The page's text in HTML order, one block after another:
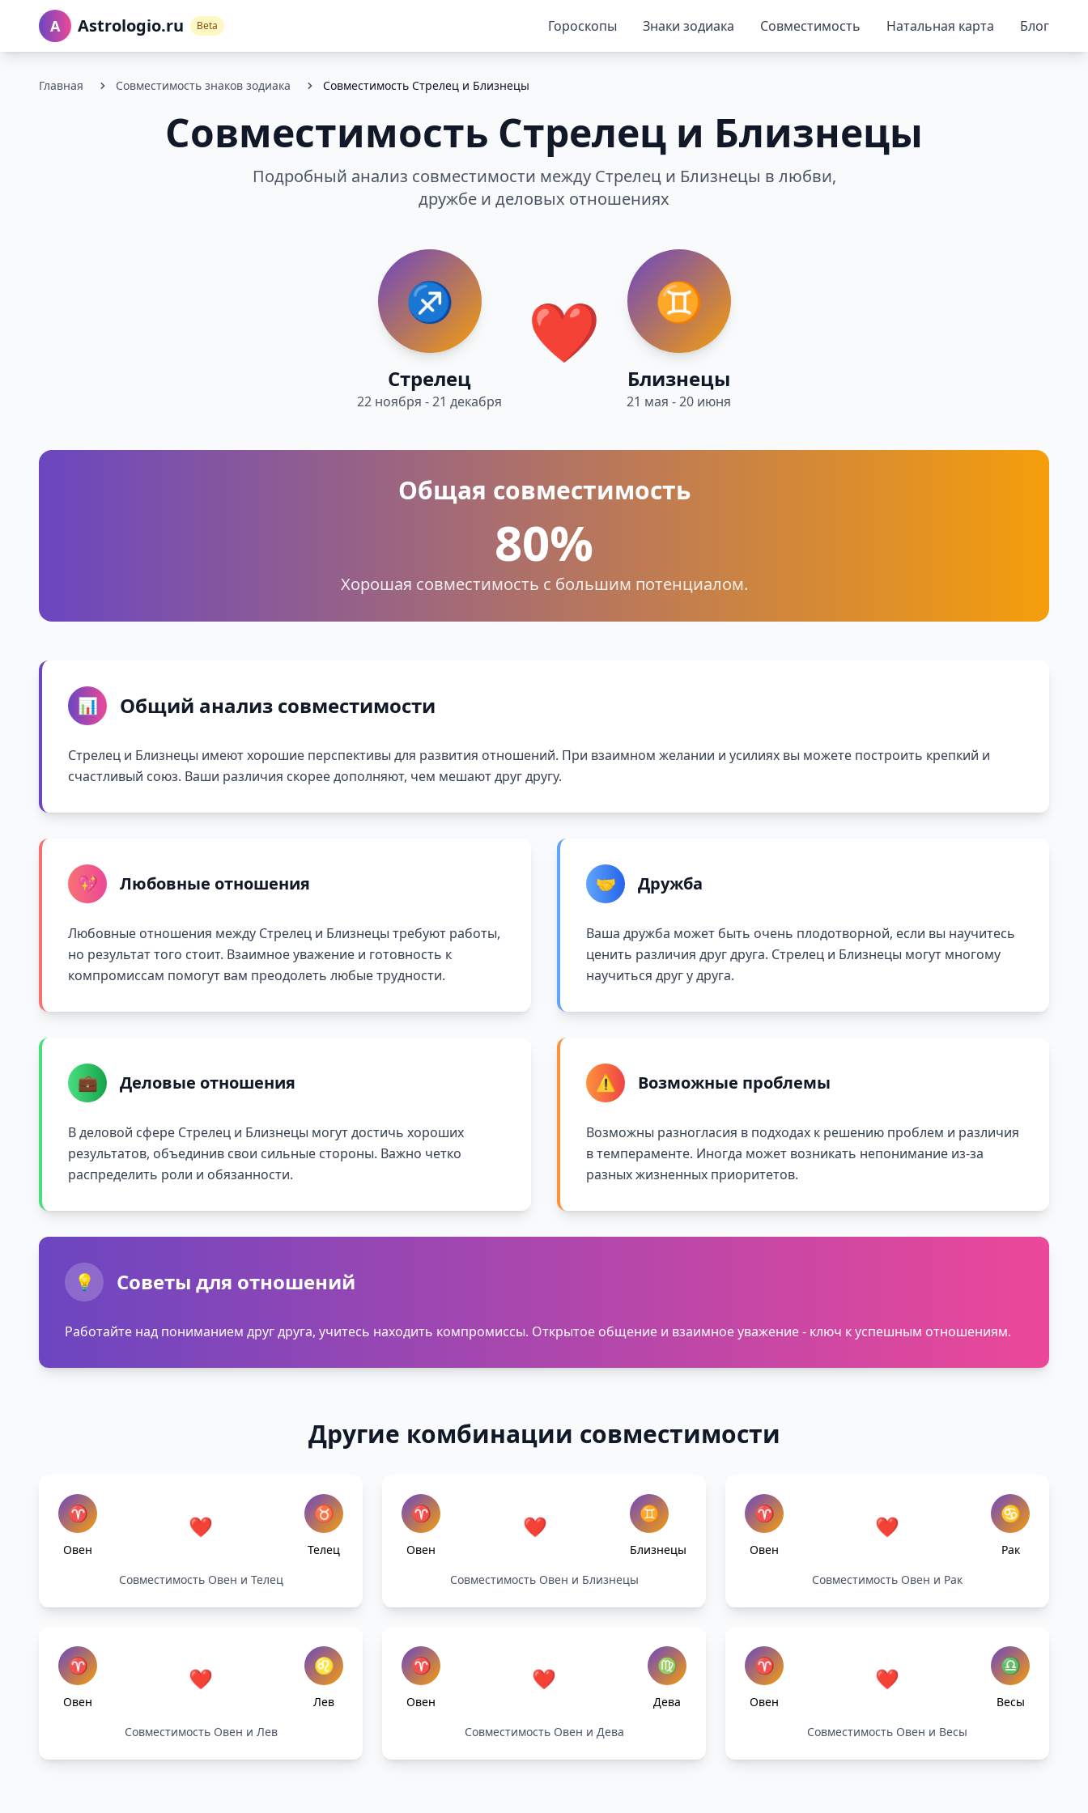
A Astrologio.ru Beta Гороскопы Знаки зодиака Совместимость Натальная карта Блог
Главная Совместимость знаков зодиака Совместимость Стрелец и Близнецы
Совместимость Стрелец и Близнецы
Подробный анализ совместимости между Стрелец и Близнецы в любви,
дружбе и деловых отношениях
♐
Стрелец
22 ноября - 21 декабря
❤️ ♊
Близнецы
21 мая - 20 июня
Общая совместимость
80%
Хорошая совместимость с большим потенциалом.
📊 Общий анализ совместимости
Стрелец и Близнецы имеют хорошие перспективы для развития отношений. При взаимном желании и усилиях вы можете построить крепкий и
счастливый союз. Ваши различия скорее дополняют, чем мешают друг другу.
💖 Любовные отношения
Любовные отношения между Стрелец и Близнецы требуют работы,
но результат того стоит. Взаимное уважение и готовность к
компромиссам помогут вам преодолеть любые трудности.
🤝 Дружба
Ваша дружба может быть очень плодотворной, если вы научитесь
ценить различия друг друга. Стрелец и Близнецы могут многому
научиться друг у друга.
💼 Деловые отношения
В деловой сфере Стрелец и Близнецы могут достичь хороших
результатов, объединив свои сильные стороны. Важно четко
распределить роли и обязанности.
⚠️ Возможные проблемы
Возможны разногласия в подходах к решению проблем и различия
в темпераменте. Иногда может возникать непонимание из-за
разных жизненных приоритетов.
💡 Советы для отношений
Работайте над пониманием друг друга, учитесь находить компромиссы. Открытое общение и взаимное уважение - ключ к успешным отношениям.
Другие комбинации совместимости
♈
Овен
❤️ ♉
Телец
Совместимость Овен и Телец
♈
Овен
❤️ ♊
Близнецы
Совместимость Овен и Близнецы
♈
Овен
❤️ ♋
Рак
Совместимость Овен и Рак
♈
Овен
❤️ ♌
Лев
Совместимость Овен и Лев
♈
Овен
❤️ ♍
Дева
Совместимость Овен и Дева
♈
Овен
❤️ ♎
Весы
Совместимость Овен и Весы